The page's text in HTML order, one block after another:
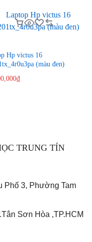
Hp victus 16
(màu đen)
₫
TRUNG TÍN
Phố 3, Phường Tam
Sơn Hòa ,TP.HCM